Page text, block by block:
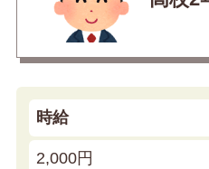
時給
2,000円